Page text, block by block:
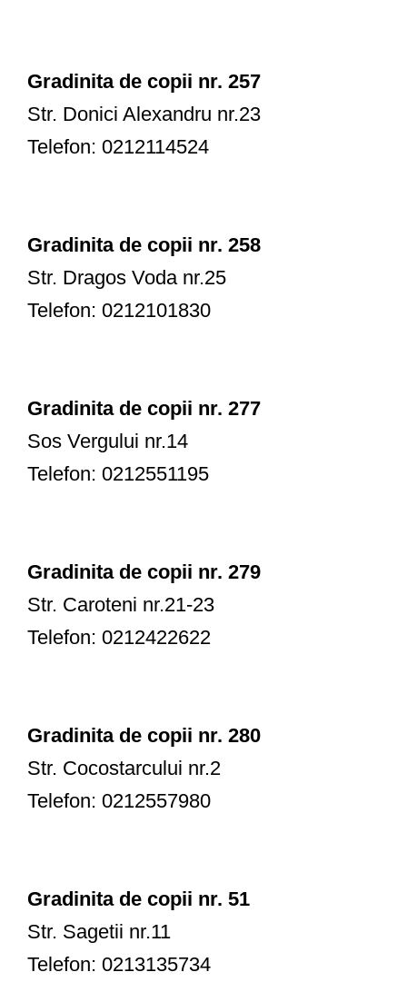
Gradinita de copii nr. 257
Str. Donici Alexandru nr.23
Telefon: 0212114524
Gradinita de copii nr. 258
Str. Dragos Voda nr.25
Telefon: 0212101830
Gradinita de copii nr. 277
Sos Vergului nr.14
Telefon: 0212551195
Gradinita de copii nr. 279
Str. Caroteni nr.21-23
Telefon: 0212422622
Gradinita de copii nr. 280
Str. Cocostarcului nr.2
Telefon: 0212557980
Gradinita de copii nr. 51
Str. Sagetii nr.11
Telefon: 0213135734